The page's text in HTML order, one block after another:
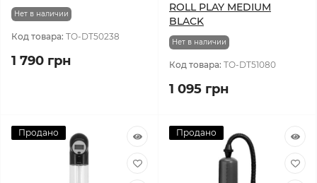
Нет в наличии
Код товара: TO-DT50238
1 790 грн
ROLL PLAY MEDIUM
BLACK
Нет в наличии
Код товара: TO-DT51080
1 095 грн
Продано Продано